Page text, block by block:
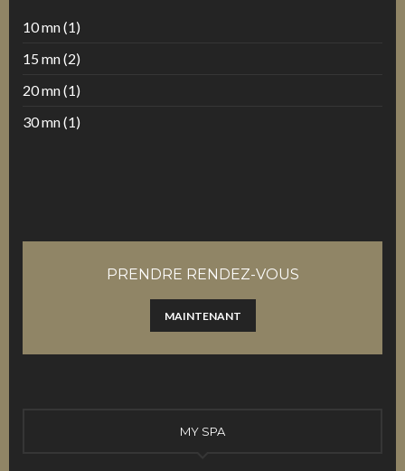
10 mn(1)
15 mn(2)
20 mn(1)
30 mn(1)
PRENDRE RENDEZ-VOUS
MAINTENANT
MY SPA